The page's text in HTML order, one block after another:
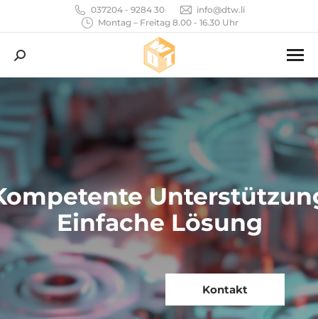
037204 - 9284 30
info@dtw.li
Montag – Freitag 8.00 - 16.30 Uhr
Search:
Einfache Lösung
Kontakt